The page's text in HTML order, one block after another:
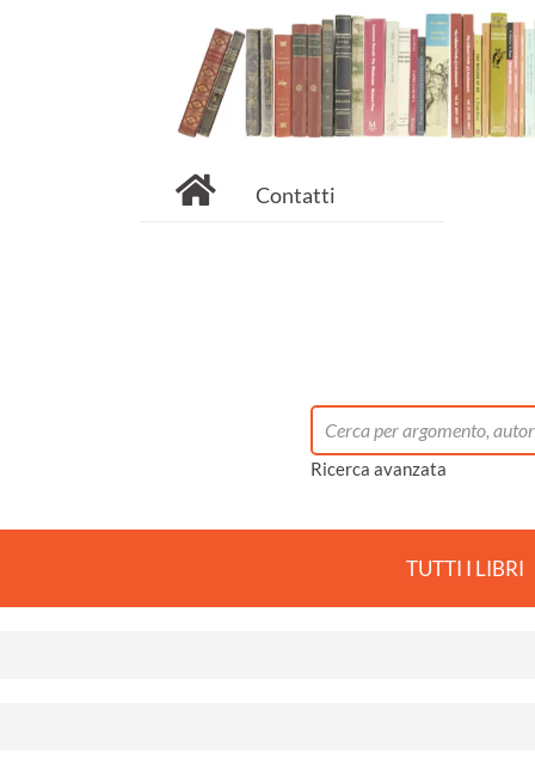
Contatti
Ricerca avanzata
TUTTI I LIBRI